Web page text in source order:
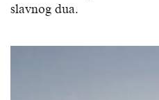
slavnog dua.